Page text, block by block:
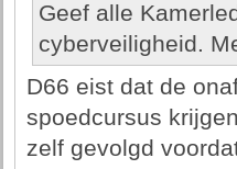
Geef alle
cyberveiligheid.
D66 eist dat de
spoedcursus
zelf gevolgd